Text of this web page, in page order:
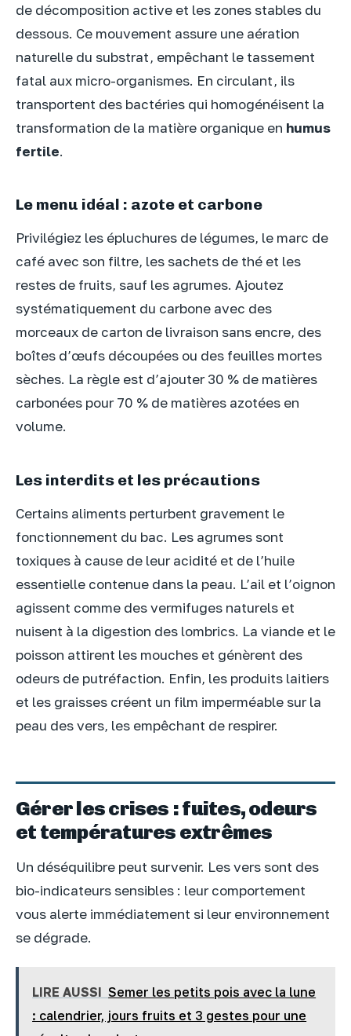
de décomposition active et les zones stables du
dessous. Ce mouvement assure une aération
naturelle du substrat, empêchant le tassement
fatal aux micro-organismes. En circulant, ils
transportent des bactéries qui homogénéisent la
transformation de la matière organique en humus
fertile.
Le menu idéal : azote et carbone
Privilégiez les épluchures de légumes, le marc de
café avec son filtre, les sachets de thé et les
restes de fruits, sauf les agrumes. Ajoutez
systématiquement du carbone avec des
morceaux de carton de livraison sans encre, des
boîtes d’œufs découpées ou des feuilles mortes
sèches. La règle est d’ajouter 30 % de matières
carbonées pour 70 % de matières azotées en
volume.
Les interdits et les précautions
Certains aliments perturbent gravement le
fonctionnement du bac. Les agrumes sont
toxiques à cause de leur acidité et de l’huile
essentielle contenue dans la peau. L’ail et l’oignon
agissent comme des vermifuges naturels et
nuisent à la digestion des lombrics. La viande et le
poisson attirent les mouches et génèrent des
odeurs de putréfaction. Enfin, les produits laitiers
et les graisses créent un film imperméable sur la
peau des vers, les empêchant de respirer.
Gérer les crises : fuites, odeurs
et températures extrêmes
Un déséquilibre peut survenir. Les vers sont des
bio-indicateurs sensibles : leur comportement
vous alerte immédiatement si leur environnement
se dégrade.
LIRE AUSSI Semer les petits pois avec la lune
: calendrier, jours fruits et 3 gestes pour une